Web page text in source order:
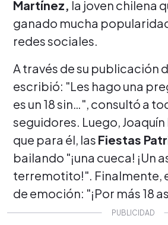
Martínez, la joven chilena
ganado mucha
redes sociales.
A través de su publicación
escribió: "Les hago una
es un 18 sin…", consultó a
seguidores. Luego,
que para él, las Fiestas
bailando "¡una cueca! ¡Un
terremotito!". Finalmente,
de emoción: "¡Por más 18